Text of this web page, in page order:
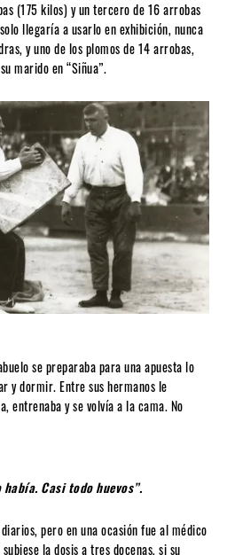
(175 kilos) y un tercero de 16 arrobas
llegaría a usarlo en exhibición, nunca
y uno de los plomos de 14 arrobas,
marido en “Siñua”.
se preparaba para una apuesta lo
y dormir. Entre sus hermanos le
entrenaba y se volvía a la cama. No
había. Casi todo huevos”.
pero en una ocasión fue al médico
la dosis a tres docenas, si su